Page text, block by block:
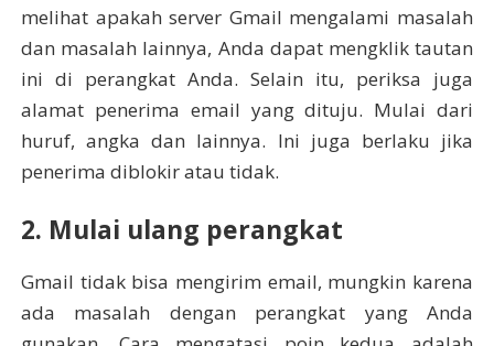
melihat apakah server Gmail mengalami masalah
dan masalah lainnya, Anda dapat mengklik tautan
ini di perangkat Anda. Selain itu, periksa juga
alamat penerima email yang dituju. Mulai dari
huruf, angka dan lainnya. Ini juga berlaku jika
penerima diblokir atau tidak.
2. Mulai ulang perangkat
Gmail tidak bisa mengirim email, mungkin karena
ada masalah dengan perangkat yang Anda